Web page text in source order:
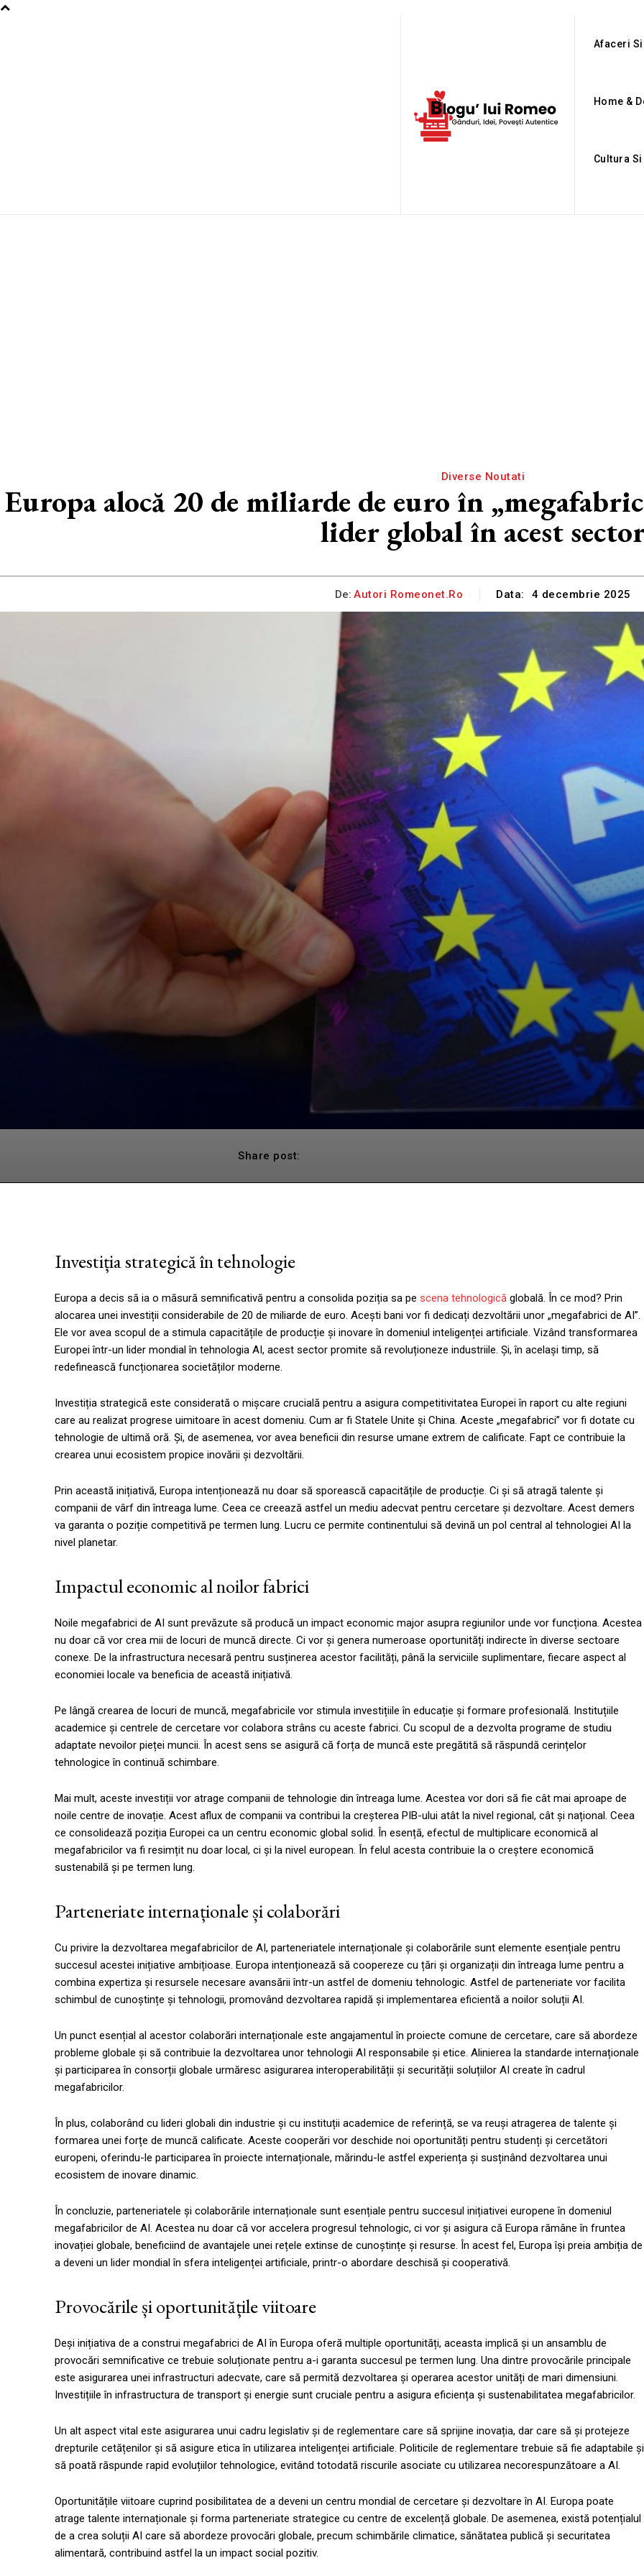
Afaceri
Home &
Cultura
Diverse Noutati
Europa alocă 20 de miliarde de euro în
lider global în acest
De: Autori Romeonet.ro Data: 4 decembrie 2025
Share post:
Investiția strategică în tehnologie
Europa a decis să ia o măsură semnificativă pentru a consolida poziția sa pe scena tehnologică globală. În ce mod? Prin
alocarea unei investiții considerabile de 20 de miliarde de euro. Acești bani vor fi dedicați dezvoltării unor „megafabrici de AI”.
Ele vor avea scopul de a stimula capacitățile de producție și inovare în domeniul inteligenței artificiale. Vizând transformarea
Europei într-un lider mondial în tehnologia AI, acest sector promite să revoluționeze industriile. Și, în același timp, să
redefinească funcționarea societăților moderne.
Investiția strategică este considerată o mișcare crucială pentru a asigura competitivitatea Europei în raport cu alte regiuni
care au realizat progrese uimitoare în acest domeniu. Cum ar fi Statele Unite și China. Aceste „megafabrici” vor fi dotate cu
tehnologie de ultimă oră. Și, de asemenea, vor avea beneficii din resurse umane extrem de calificate. Fapt ce contribuie la
crearea unui ecosistem propice inovării și dezvoltării.
Prin această inițiativă, Europa intenționează nu doar să sporească capacitățile de producție. Ci și să atragă talente și
companii de vârf din întreaga lume. Ceea ce creează astfel un mediu adecvat pentru cercetare și dezvoltare. Acest demers
va garanta o poziție competitivă pe termen lung. Lucru ce permite continentului să devină un pol central al tehnologiei AI la
nivel planetar.
Impactul economic al noilor fabrici
Noile megafabrici de AI sunt prevăzute să producă un impact economic major asupra regiunilor unde vor funcționa. Acestea
nu doar că vor crea mii de locuri de muncă directe. Ci vor și genera numeroase oportunități indirecte în diverse sectoare
conexe. De la infrastructura necesară pentru susținerea acestor facilități, până la serviciile suplimentare, fiecare aspect al
economiei locale va beneficia de această inițiativă.
Pe lângă crearea de locuri de muncă, megafabricile vor stimula investițiile în educație și formare profesională. Instituțiile
academice și centrele de cercetare vor colabora strâns cu aceste fabrici. Cu scopul de a dezvolta programe de studiu
adaptate nevoilor pieței muncii. În acest sens se asigură că forța de muncă este pregătită să răspundă cerințelor
tehnologice în continuă schimbare.
Mai mult, aceste investiții vor atrage companii de tehnologie din întreaga lume. Acestea vor dori să fie cât mai aproape de
noile centre de inovație. Acest aflux de companii va contribui la creșterea PIB-ului atât la nivel regional, cât și național. Ceea
ce consolidează poziția Europei ca un centru economic global solid. În esență, efectul de multiplicare economică al
megafabricilor va fi resimțit nu doar local, ci și la nivel european. În felul acesta contribuie la o creștere economică
sustenabilă și pe termen lung.
Parteneriate internaționale și colaborări
Cu privire la dezvoltarea megafabricilor de AI, parteneriatele internaționale și colaborările sunt elemente esențiale pentru
succesul acestei inițiative ambițioase. Europa intenționează să coopereze cu țări și organizații din întreaga lume pentru a
combina expertiza și resursele necesare avansării într-un astfel de domeniu tehnologic. Astfel de parteneriate vor facilita
schimbul de cunoștințe și tehnologii, promovând dezvoltarea rapidă și implementarea eficientă a noilor soluții AI.
Un punct esențial al acestor colaborări internaționale este angajamentul în proiecte comune de cercetare, care să abordeze
probleme globale și să contribuie la dezvoltarea unor tehnologii AI responsabile și etice. Alinierea la standarde internaționale
și participarea în consorții globale urmăresc asigurarea interoperabilității și securității soluțiilor AI create în cadrul
megafabricilor.
În plus, colaborând cu lideri globali din industrie și cu instituții academice de referință, se va reuși atragerea de talente și
formarea unei forțe de muncă calificate. Aceste cooperări vor deschide noi oportunități pentru studenți și cercetători
europeni, oferindu-le participarea în proiecte internaționale, mărindu-le astfel experiența și susținând dezvoltarea unui
ecosistem de inovare dinamic.
În concluzie, parteneriatele și colaborările internaționale sunt esențiale pentru succesul inițiativei europene în domeniul
megafabricilor de AI. Acestea nu doar că vor accelera progresul tehnologic, ci vor și asigura că Europa rămâne în fruntea
inovației globale, beneficiind de avantajele unei rețele extinse de cunoștințe și resurse. În acest fel, Europa își preia ambiția de
a deveni un lider mondial în sfera inteligenței artificiale, printr-o abordare deschisă și cooperativă.
Provocările și oportunitățile viitoare
Deși inițiativa de a construi megafabrici de AI în Europa oferă multiple oportunități, aceasta implică și un ansamblu de
provocări semnificative ce trebuie soluționate pentru a-i garanta succesul pe termen lung. Una dintre provocările principale
este asigurarea unei infrastructuri adecvate, care să permită dezvoltarea și operarea acestor unități de mari dimensiuni.
Investițiile în infrastructura de transport și energie sunt cruciale pentru a asigura eficiența și sustenabilitatea megafabricilor.
Un alt aspect vital este asigurarea unui cadru legislativ și de reglementare care să sprijine inovația, dar care să și protejeze
drepturile cetățenilor și să asigure etica în utilizarea inteligenței artificiale. Politicile de reglementare trebuie să fie adaptabile și
să poată răspunde rapid evoluțiilor tehnologice, evitând totodată riscurile asociate cu utilizarea necorespunzătoare a AI.
Oportunitățile viitoare cuprind posibilitatea de a deveni un centru mondial de cercetare și dezvoltare în AI. Europa poate
atrage talente internaționale și forma parteneriate strategice cu centre de excelență globale. De asemenea, există potențialul
de a crea soluții AI care să abordeze provocări globale, precum schimbările climatice, sănătatea publică și securitatea
alimentară, contribuind astfel la un impact social pozitiv.